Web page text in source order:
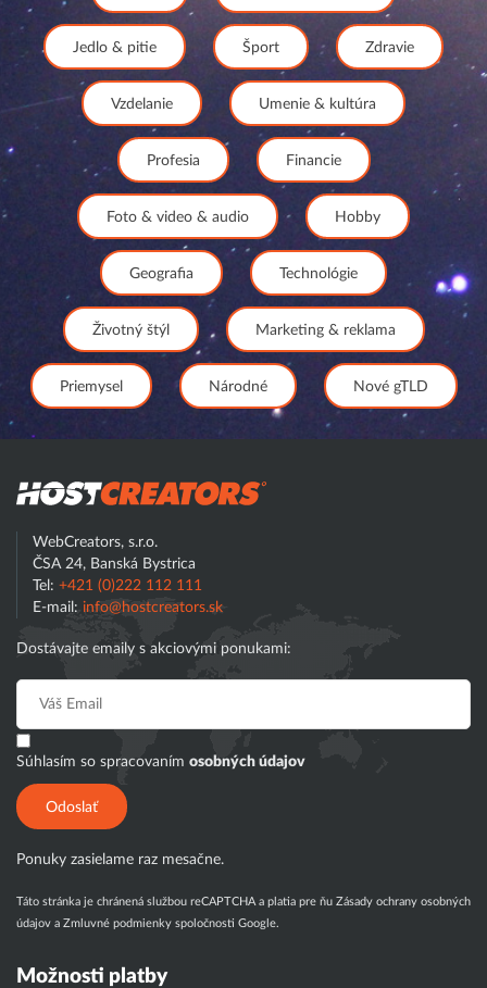
Jedlo & pitie Šport Zdravie
Vzdelanie Umenie & kultúra
Profesia Financie
Foto & video & audio Hobby
Geografia Technológie
Životný štýl Marketing & reklama
Priemysel Národné Nové gTLD
WebCreators, s.r.o.
ČSA 24, Banská Bystrica
Tel: +421 (0)222 112 111
E-mail: info@hostcreators.sk
Dostávajte emaily s akciovými ponukami:
Súhlasím so spracovaním osobných údajov
Odoslať
Ponuky zasielame raz mesačne.
Táto stránka je chránená službou reCAPTCHA a platia pre ňu Zásady ochrany osobných
údajov a Zmluvné podmienky spoločnosti Google.
Možnosti platby